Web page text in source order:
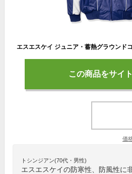
この商品をサイ
価
トシンジアン(70代・男性)
エスエスケイの防寒性、防風性に